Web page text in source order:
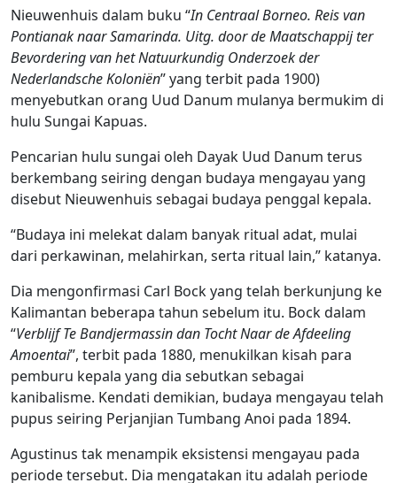
Nieuwenhuis dalam buku “In Centraal Borneo. Reis van
Pontianak naar Samarinda. Uitg. door de Maatschappij ter
Bevordering van het Natuurkundig Onderzoek der
Nederlandsche Koloniën” yang terbit pada 1900)
menyebutkan orang Uud Danum mulanya bermukim di
hulu Sungai Kapuas.
Pencarian hulu sungai oleh Dayak Uud Danum terus
berkembang seiring dengan budaya mengayau yang
disebut Nieuwenhuis sebagai budaya penggal kepala.
“Budaya ini melekat dalam banyak ritual adat, mulai
dari perkawinan, melahirkan, serta ritual lain,” katanya.
Dia mengonfirmasi Carl Bock yang telah berkunjung ke
Kalimantan beberapa tahun sebelum itu. Bock dalam
“Verblijf Te Bandjermassin dan Tocht Naar de Afdeeling
Amoentai”, terbit pada 1880, menukilkan kisah para
pemburu kepala yang dia sebutkan sebagai
kanibalisme. Kendati demikian, budaya mengayau telah
pupus seiring Perjanjian Tumbang Anoi pada 1894.
Agustinus tak menampik eksistensi mengayau pada
periode tersebut. Dia mengatakan itu adalah periode